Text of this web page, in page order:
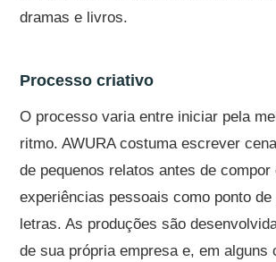
dramas e livros.
Processo criativo
O processo varia entre iniciar pela
ritmo. AWURA costuma escrever
de pequenos relatos antes de compor
experiências pessoais como ponto
letras. As produções são
de sua própria empresa e, em alguns